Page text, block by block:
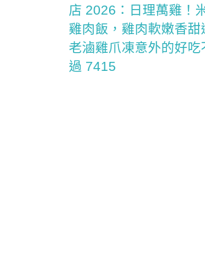
店 2026：日理萬雞！
雞肉飯，雞肉軟嫩香甜
老滷雞爪凍意外的好吃
過 7415